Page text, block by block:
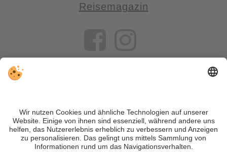
Reisemagazin
VIVOSüdtirol ist das Reiseportal für alle, die Südtirol nicht nur
besuchen, sondern wirklich erleben wollen – inklusive Tipps,
tollen Unterkünften und Angeboten.